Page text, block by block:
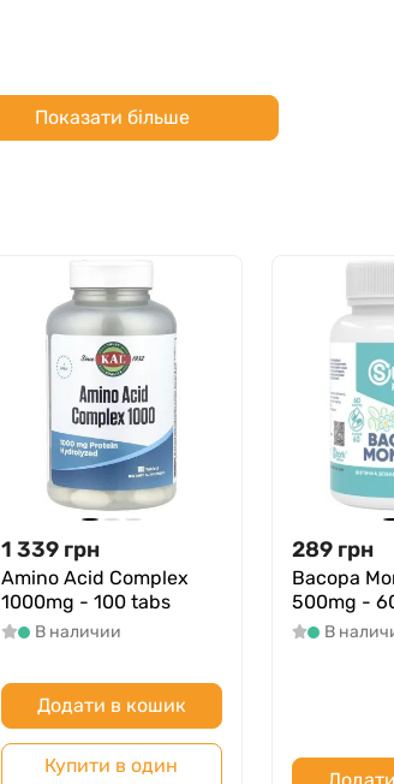
Показати більше
1 339 грн
Amino Acid Complex
1000mg - 100 tabs
В наличии
Додати в кошик
Купити в один
289 грн
Bacopa
500mg -
В